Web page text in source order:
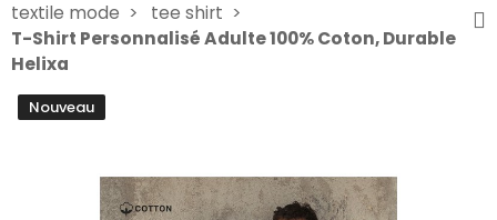
textile mode
tee shirt
T-Shirt Personnalisé Adulte 100% Coton, Durable
Helixa
Nouveau